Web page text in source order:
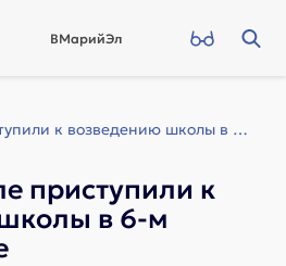
ВМарийЭл
В Йошкар-Оле приступили к возведению школы в 6-м микрорайоне
приступили к
в 6-м